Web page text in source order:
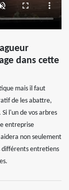
dans cette
mais il faut
de les abattre,
l'un de vos arbres
entreprise
non seulement
différents entretiens